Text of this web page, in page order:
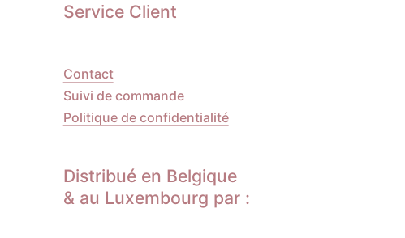
Service Client
Contact
Suivi de commande
Politique de confidentialité
Distribué en Belgique
& au Luxembourg par :